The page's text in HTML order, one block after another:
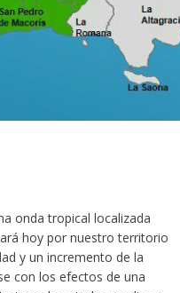
onda tropical localizada
hoy por nuestro territorio
y un incremento de la
con los efectos de una